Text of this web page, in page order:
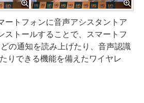
トフォンに音声アシスタントア
ストールすることで、スマートフ
の通知を読み上げたり、音声認識
りできる機能を備えたワイヤレ